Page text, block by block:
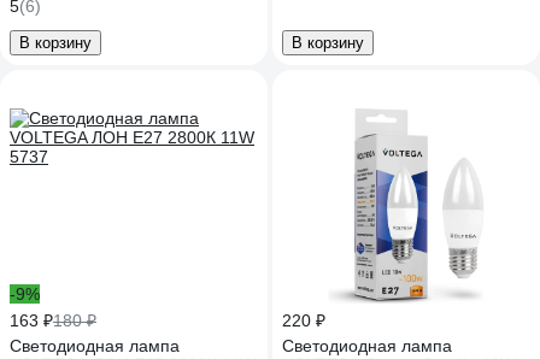
5(6)
В корзину В корзину
-9%
163 ₽180 ₽
Светодиодная лампа
220 ₽
Светодиодная лампа